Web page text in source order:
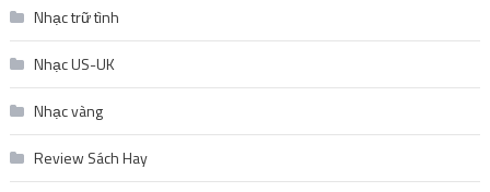
Nhạc trữ tình
Nhạc US-UK
Nhạc vàng
Review Sách Hay